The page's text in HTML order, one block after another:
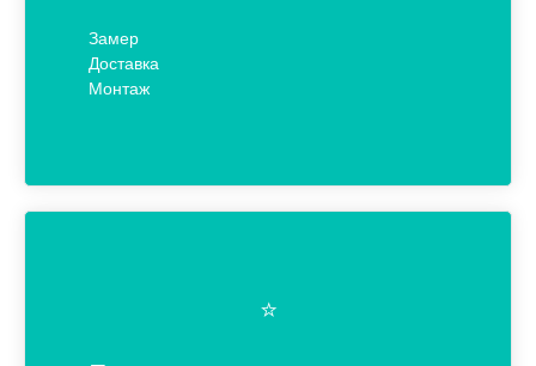
Замер
Доставка
Монтаж
⭐️